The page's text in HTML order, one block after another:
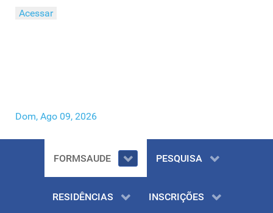
Acessar
Dom, Ago 09, 2026
FORMSAUDE PESQUISA
RESIDÊNCIAS INSCRIÇÕES